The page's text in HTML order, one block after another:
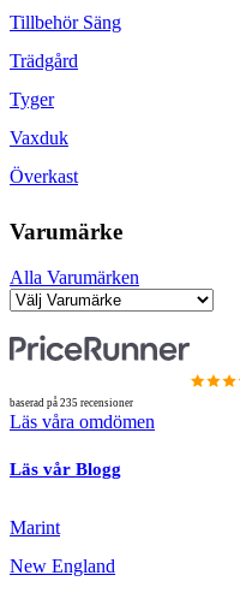
Tillbehör Säng
Trädgård
Tyger
Vaxduk
Överkast
Varumärke
Alla Varumärken
baserad på 235 recensioner
Läs våra omdömen
Läs vår Blogg
Marint
New England